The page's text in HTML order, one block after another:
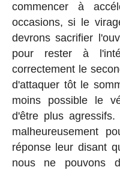
commencer à
occasions, si le
devrons sacrifier
pour rester à
correctement le
d'attaquer tôt le
moins possible le
d'être plus
malheureusement
réponse leur disant
nous ne pouvons